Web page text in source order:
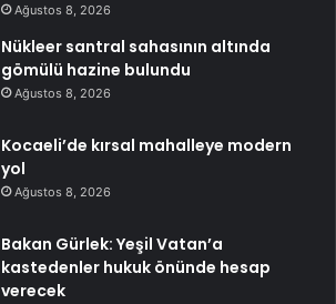
Ağustos 8, 2026
Nükleer santral sahasının altında
gömülü hazine bulundu
Ağustos 8, 2026
Kocaeli’de kırsal mahalleye modern
yol
Ağustos 8, 2026
Bakan Gürlek: Yeşil Vatan’a
kastedenler hukuk önünde hesap
verecek